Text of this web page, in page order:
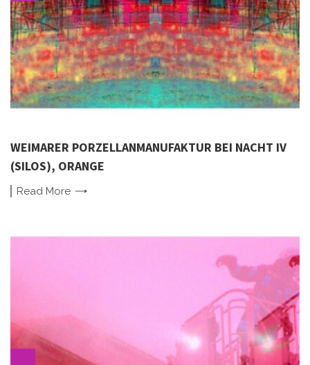
WEIMARER PORZELLANMANUFAKTUR BEI NACHT IV
(SILOS), ORANGE
Read More